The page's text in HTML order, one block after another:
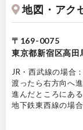
地図・アク
〒169-0075
東京都新宿区高
JR・西武線の場合
渡ったら右方向へ
進んだところにあ
地下鉄東西線の場